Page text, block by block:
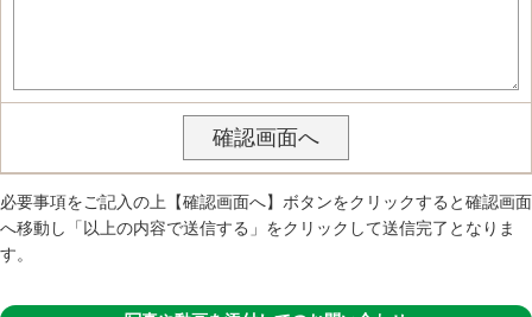
必要事項をご記入の上【確認画面へ】ボタンをクリックすると確認画面
へ移動し「以上の内容で送信する」をクリックして送信完了となりま
す。